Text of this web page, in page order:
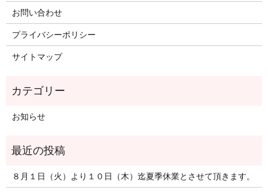
お問い合わせ
プライバシーポリシー
サイトマップ
お知らせ
８月１日（火）より１０日（木）迄夏季休業とさせて頂きます。